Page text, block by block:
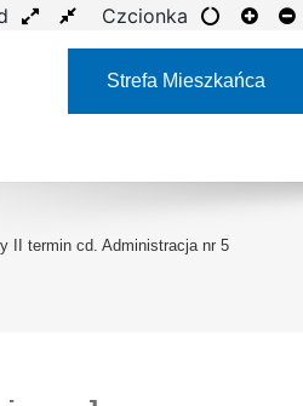
Czcionka
Strefa Mieszkańca
II termin cd. Administracja nr 5